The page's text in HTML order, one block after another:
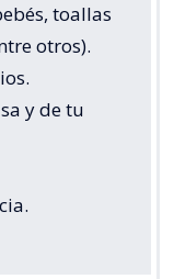
toallas
otros).
y de tu